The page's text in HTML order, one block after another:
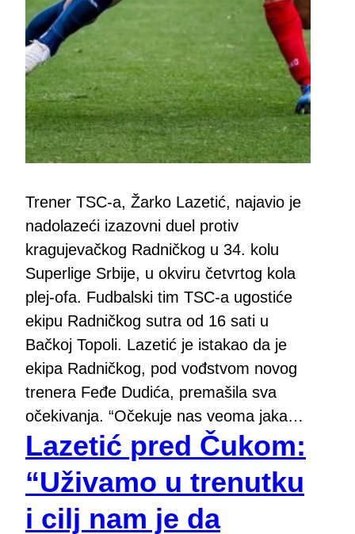
Trener TSC-a, Žarko Lazetić, najavio je
nadolazeći izazovni duel protiv
kragujevačkog Radničkog u 34. kolu
Superlige Srbije, u okviru četvrtog kola
plej-ofa. Fudbalski tim TSC-a ugostiće
ekipu Radničkog sutra od 16 sati u
Bačkoj Topoli. Lazetić je istakao da je
ekipa Radničkog, pod vođstvom novog
trenera Feđe Dudića, premašila sva
očekivanja. “Očekuje nas veoma jaka…
Lazetić pred Čukom:
“Uživamo u trenutku
i cilj nam je da